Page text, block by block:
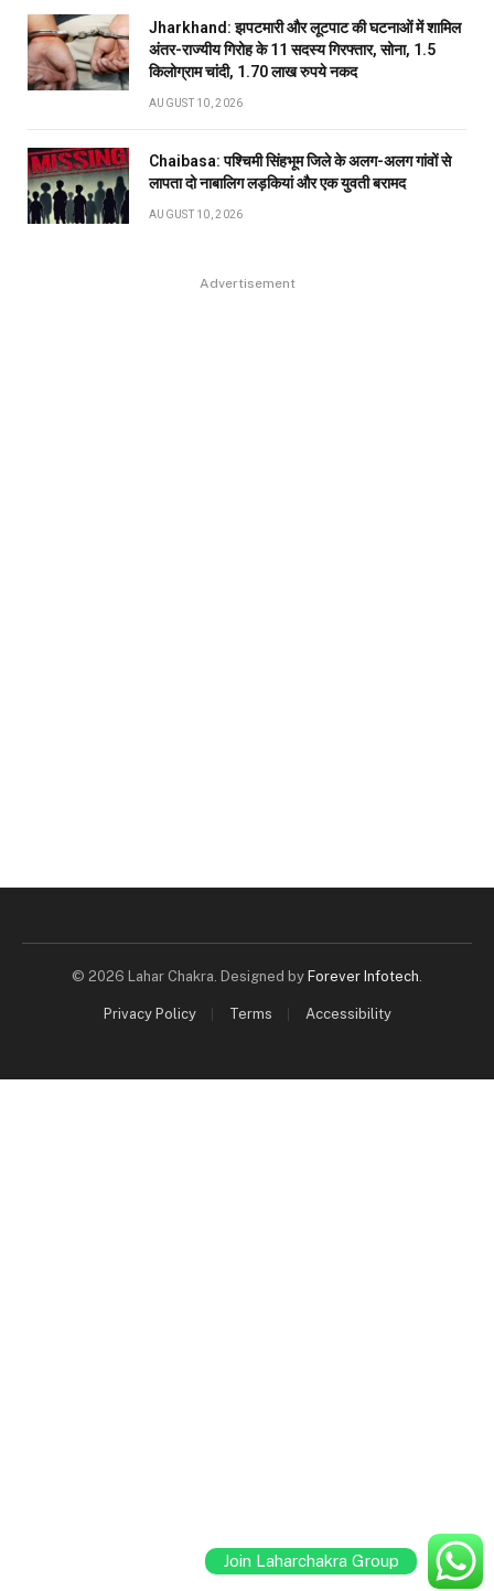
Jharkhand: झपटमारी और लूटपाट की घटनाओं में शामिल
अंतर-राज्यीय गिरोह के 11 सदस्य गिरफ्तार, सोना, 1.5
किलोग्राम चांदी, 1.70 लाख रुपये नकद
AUGUST 10, 2026
Chaibasa: पश्चिमी सिंहभूम जिले के अलग-अलग गांवों से
लापता दो नाबालिग लड़कियां और एक युवती बरामद
AUGUST 10, 2026
Advertisement
© 2026 Lahar Chakra. Designed by Forever Infotech.
Privacy Policy Terms Accessibility
Join Laharchakra Group